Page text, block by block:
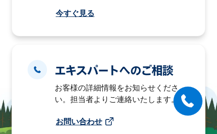
今すぐ見る
エキスパートへのご相談
お客様の詳細情報をお知らせくださ
い。担当者よりご連絡いたします。
お問い合わせ